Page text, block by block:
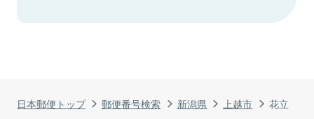
日本郵便トップ 郵便番号検索 新潟県 上越市 花立